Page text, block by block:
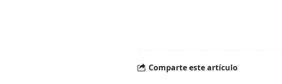
Comparte este artículo